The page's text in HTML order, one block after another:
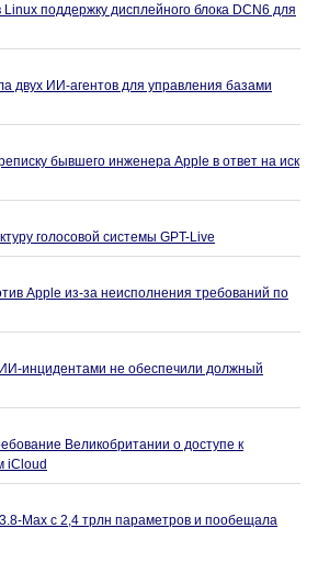
поддержку дисплейного блока DCN6 для
двух ИИ-агентов для управления базами
бывшего инженера Apple в ответ на иск
голосовой системы GPT-Live
Apple из-за неисполнения требований по
ИИ-инцидентами не обеспечили должный
Великобритании о доступе к
iCloud
Max с 2,4 трлн параметров и пообещала